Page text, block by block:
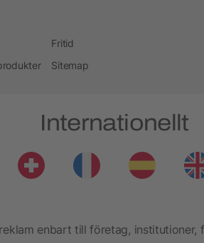
Fritid
Sitemap
Internationellt
enbart till företag,